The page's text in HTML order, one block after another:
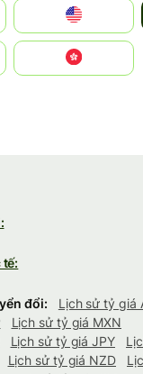
đổi:
Lịch sử tỷ giá
Lịch sử tỷ giá MXN
Lịch sử tỷ giá JPY
Lịch sử tỷ giá NZD